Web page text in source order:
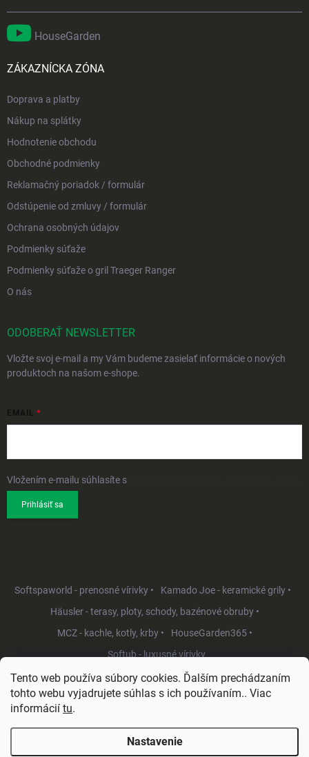
Tento web používa súbory cookies. Ďalším prechádzaním
tohto webu vyjadrujete súhlas s ich používaním.. Viac
informácií tu.
Nastavenie
HouseGarden
ZÁKAZNÍCKA ZÓNA
Doprava a platby
Nákup na splátky
Hodnotenie obchodu
Obchodné podmienky
Reklamačný poriadok / formulár
Odstúpenie od zmluvy / formulár
Ochrana osobných údajov
Podmienky súťaže
Podmienky súťaže o gril Traeger Ranger
O nás
ODOBERAŤ NEWSLETTER
Vložte svoj e-mail a my Vám budeme zasielať informácie o nových
produktoch na našom e-shope.
EMAIL
Vložením e-mailu súhlasíte s
Prihlásiť sa
Softspaworld - prenosné vírivky •
Kamado Joe - keramické grily •
Häusler - terasy, ploty, schody, bazénové obruby •
MCZ - kachle, kotly, krby •
HouseGarden365 •
Softub - luxusné vírivky